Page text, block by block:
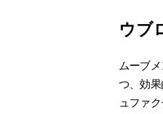
ウブ
ムーブ
つ、効
ュファ